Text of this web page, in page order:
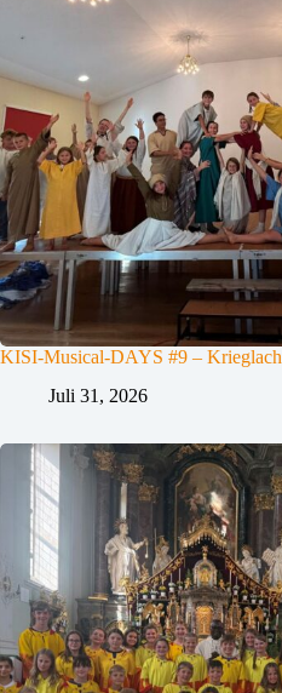
KISI-Musical-DAYS #9 – Krieglach
Juli 31, 2026